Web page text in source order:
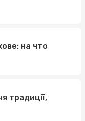
на что
традиції,